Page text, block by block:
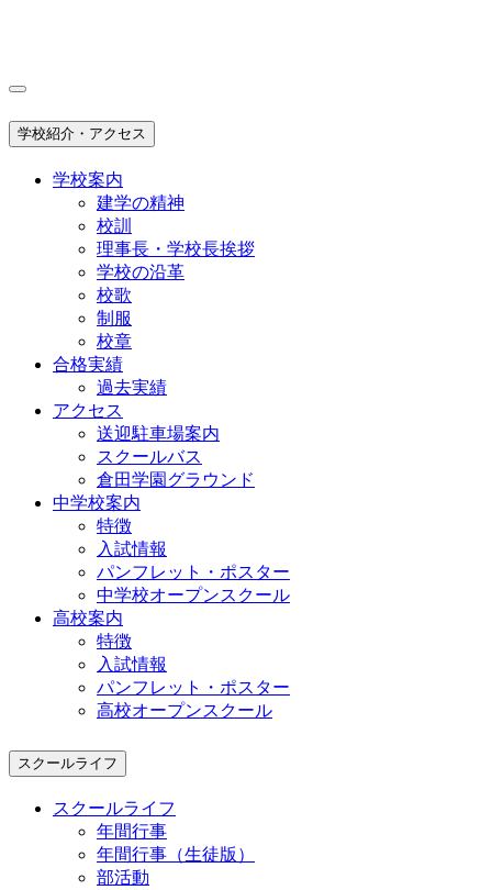
学校紹介・アクセス
学校案内
建学の精神
校訓
理事長・学校長挨拶
学校の沿革
校歌
制服
校章
合格実績
過去実績
アクセス
送迎駐車場案内
スクールバス
倉田学園グラウンド
中学校案内
特徴
入試情報
パンフレット・ポスター
中学校オープンスクール
高校案内
特徴
入試情報
パンフレット・ポスター
高校オープンスクール
スクールライフ
スクールライフ
年間行事
年間行事（生徒版）
部活動